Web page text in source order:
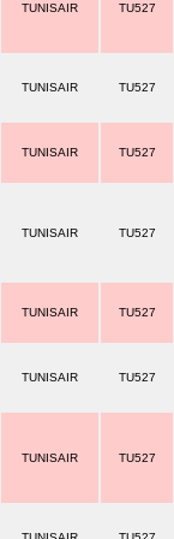
TUNISAIR TU527
TUNISAIR TU527
TUNISAIR TU527
TUNISAIR TU527
TUNISAIR TU527
TUNISAIR TU527
TUNISAIR TU527